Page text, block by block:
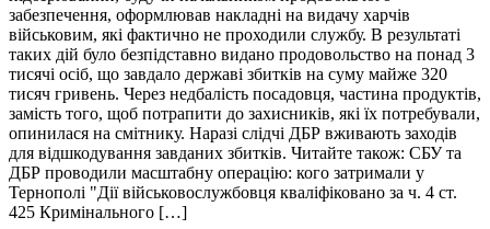
забезпечення, оформлював накладні на видачу харчів
військовим, які фактично не проходили службу. В результаті
таких дій було безпідставно видано продовольство на понад 3
тисячі осіб, що завдало державі збитків на суму майже 320
тисяч гривень. Через недбалість посадовця, частина продуктів,
замість того, щоб потрапити до захисників, які їх потребували,
опинилася на смітнику. Наразі слідчі ДБР вживають заходів
для відшкодування завданих збитків. Читайте також: СБУ та
ДБР проводили масштабну операцію: кого затримали у
Тернополі "Дії військовослужбовця кваліфіковано за ч. 4 ст.
425 Кримінального […]